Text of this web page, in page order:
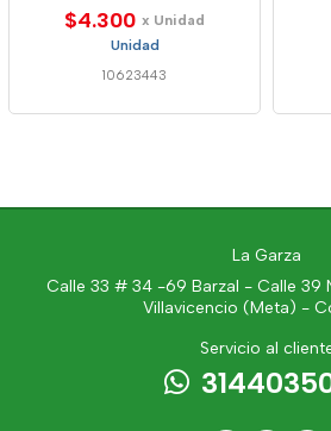
$4.300 x Unidad
Unidad
10623443
La Garza
Calle 33 # 34 -69 Barzal - Calle 39
Villavicencio (Meta) -
Servicio al